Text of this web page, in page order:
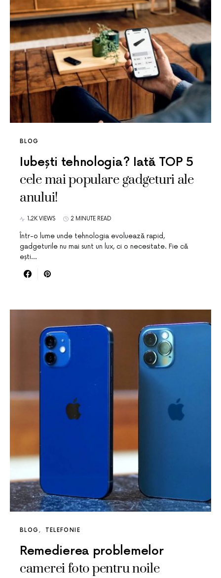
BLOG
Iubești tehnologia? Iată TOP 5
cele mai populare gadgeturi ale
anului!
1.2K VIEWS 2 MINUTE READ
Într-o lume unde tehnologia evoluează rapid,
gadgeturile nu mai sunt un lux, ci o necesitate. Fie că
ești…
BLOG TELEFONIE
Remedierea problemelor
camerei foto pentru noile